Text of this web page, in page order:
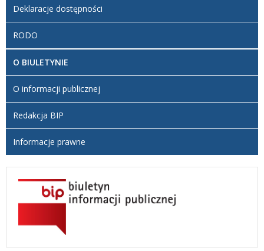
Deklaracje dostępności
RODO
O BIULETYNIE
O informacji publicznej
Redakcja BIP
Informacje prawne